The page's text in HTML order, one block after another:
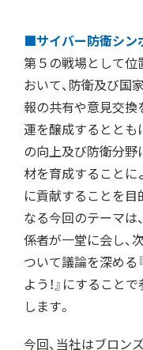
■サイバー防衛シン
第５の戦場として
おいて、防衛及び国
報の共有や意見交換
運を醸成するととも
の向上及び防衛分野
材を育成することに
に貢献することを目
なる今回のテーマは
係者が一堂に会し、
ついて議論を深める
よう！』にすること
します。
今回、当社はブロン